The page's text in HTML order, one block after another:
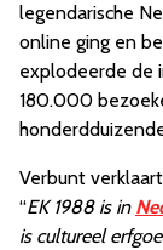
legendarische
online ging en
explodeerde de
180.000
Verbunt
“EK 1988 is in
is cultureel